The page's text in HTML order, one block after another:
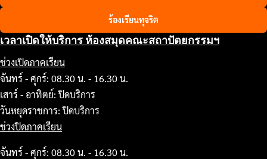
ร้องเรียนทุจริต
เวลาเปิดให้บริการ ห้องสมุดคณะสถาปัตยกรรมฯ
ช่วงเปิดภาคเรียน
จันทร์ - ศุกร์: 08.30 น. - 16.30 น.
เสาร์ - อาทิตย์: ปิดบริการ
วันหยุดราชการ: ปิดบริการ
ช่วงปิดภาคเรียน
จันทร์ - ศุกร์: 08.30 น. - 16.30 น.